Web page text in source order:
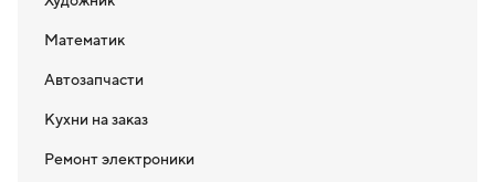
Математик
Автозапчасти
Кухни на заказ
Ремонт электроники